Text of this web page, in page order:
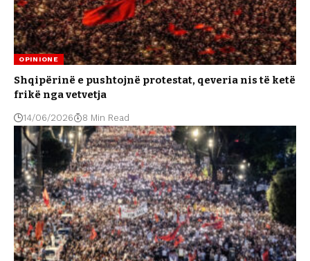
OPINIONE
Shqipërinë e pushtojnë protestat, qeveria nis të ketë
frikë nga vetvetja
14/06/2026 8 Min Read